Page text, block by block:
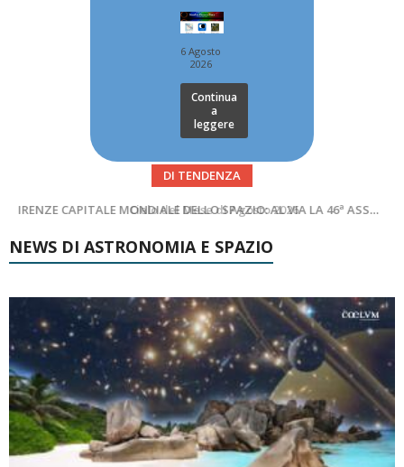
6 Agosto
2026
Continua
a
leggere
DI TENDENZA
Cielo del Mese di Agosto 2026
SUPERNOVAE aggiornamenti del mese – Agosto 2026
NEWS DI ASTRONOMIA E SPAZIO